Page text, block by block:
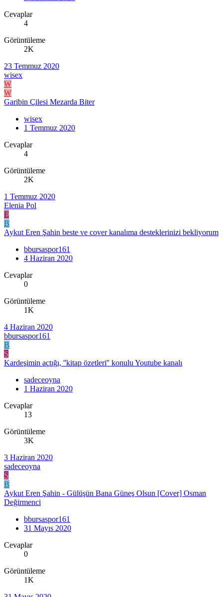
Cevaplar
4
Görüntüleme
2K
23 Temmuz 2020
wisex
W
W
Garibin Çilesi Mezarda Biter
wisex
1 Temmuz 2020
Cevaplar
4
Görüntüleme
2K
1 Temmuz 2020
Elenia Pol
E
B
Aykut Eren Şahin beste ve cover kanalıma desteklerinizi bekliyorum
bbursaspor161
4 Haziran 2020
Cevaplar
0
Görüntüleme
1K
4 Haziran 2020
bbursaspor161
B
S
Kardeşimin açtığı, ''kitap özetleri'' konulu Youtube kanalı
sadeceoyna
1 Haziran 2020
Cevaplar
13
Görüntüleme
3K
3 Haziran 2020
sadeceoyna
S
B
Aykut Eren Şahin - Gülüşün Bana Güneş Olsun [Cover] Osman
Değirmenci
bbursaspor161
31 Mayıs 2020
Cevaplar
0
Görüntüleme
1K